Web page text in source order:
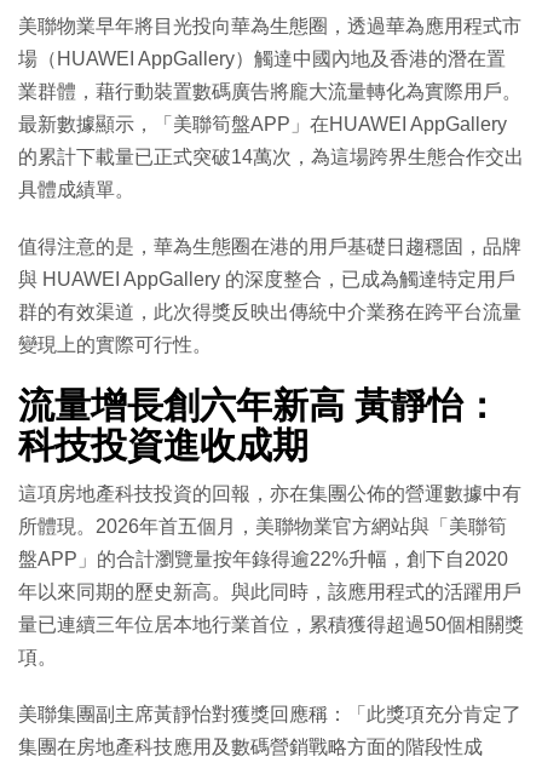
美聯物業早年將目光投向華為生態圈，透過華為應用程式市
場（HUAWEI AppGallery）觸達中國內地及香港的潛在置
業群體，藉行動裝置數碼廣告將龐大流量轉化為實際用戶。
最新數據顯示，「美聯筍盤APP」在HUAWEI AppGallery
的累計下載量已正式突破14萬次，為這場跨界生態合作交出
具體成績單。
值得注意的是，華為生態圈在港的用戶基礎日趨穩固，品牌
與 HUAWEI AppGallery 的深度整合，已成為觸達特定用戶
群的有效渠道，此次得獎反映出傳統中介業務在跨平台流量
變現上的實際可行性。
流量增長創六年新高 黃靜怡：
科技投資進收成期
這項房地產科技投資的回報，亦在集團公佈的營運數據中有
所體現。2026年首五個月，美聯物業官方網站與「美聯筍
盤APP」的合計瀏覽量按年錄得逾22%升幅，創下自2020
年以來同期的歷史新高。與此同時，該應用程式的活躍用戶
量已連續三年位居本地行業首位，累積獲得超過50個相關獎
項。
美聯集團副主席黃靜怡對獲獎回應稱：「此獎項充分肯定了
集團在房地產科技應用及數碼營銷戰略方面的階段性成